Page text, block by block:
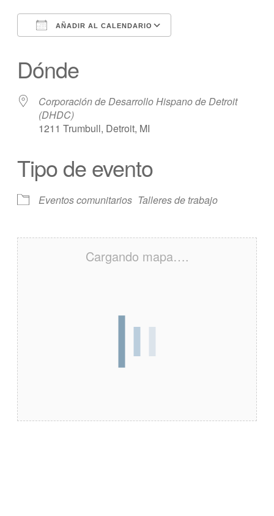
AÑADIR AL CALENDARIO
Dónde
Corporación de Desarrollo Hispano de Detroit
(DHDC)
1211 Trumbull, Detroit, MI
Tipo de evento
Eventos comunitarios Talleres de trabajo
Cargando mapa….